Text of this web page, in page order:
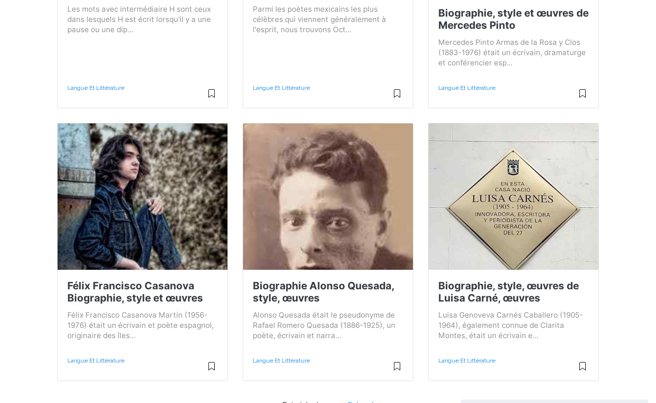
Les mots avec intermédiaire H sont ceux
dans lesquels H est écrit lorsqu'il y a une
pause ou une dip...
Langue Et Littérature
Parmi les poètes mexicains les plus
célèbres qui viennent généralement à
l'esprit, nous trouvons Oct...
Langue Et Littérature
Biographie, style et œuvres de
Mercedes Pinto
Mercedes Pinto Armas de la Rosa y Clos
(1883-1976) était un écrivain, dramaturge
et conférencier esp...
Langue Et Littérature
Félix Francisco Casanova
Biographie, style et œuvres
Félix Francisco Casanova Martín (1956-
1976) était un écrivain et poète espagnol,
originaire des îles...
Langue Et Littérature
Biographie Alonso Quesada,
style, œuvres
Alonso Quesada était le pseudonyme de
Rafael Romero Quesada (1886-1925), un
poète, écrivain et narra...
Langue Et Littérature
Biographie, style, œuvres de
Luisa Carné, œuvres
Luisa Genoveva Carnés Caballero (1905-
1964), également connue de Clarita
Montes, était un écrivain e...
Langue Et Littérature